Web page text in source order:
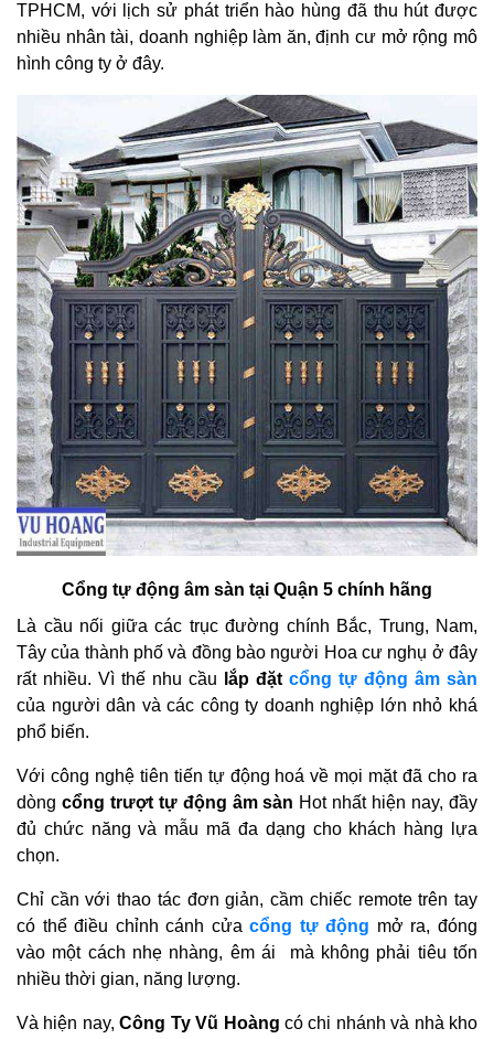
TPHCM, với lịch sử phát triển hào hùng đã thu hút được
nhiều nhân tài, doanh nghiệp làm ăn, định cư mở rộng mô
hình công ty ở đây.
Cổng tự động âm sàn tại Quận 5 chính hãng
Là cầu nối giữa các trục đường chính Bắc, Trung, Nam,
Tây của thành phố và đồng bào người Hoa cư nghụ ở đây
rất nhiều. Vì thế nhu cầu
lắp đặt cổng tự động âm sàn
của người dân và các công ty doanh nghiệp lớn nhỏ khá
phổ biến.
Với công nghệ tiên tiến tự động hoá về mọi mặt đã cho ra
dòng cổng trượt tự động âm sàn Hot nhất hiện nay, đầy
đủ chức năng và mẫu mã đa dạng cho khách hàng lựa
chọn.
Chỉ cần với thao tác đơn giản, cầm chiếc remote trên tay
có thể điều chỉnh cánh cửacổng tự động mở ra, đóng
vào một cách nhẹ nhàng, êm ái mà không phải tiêu tốn
nhiều thời gian, năng lượng.
Và hiện nay, Công Ty Vũ Hoàng có chi nhánh và nhà kho